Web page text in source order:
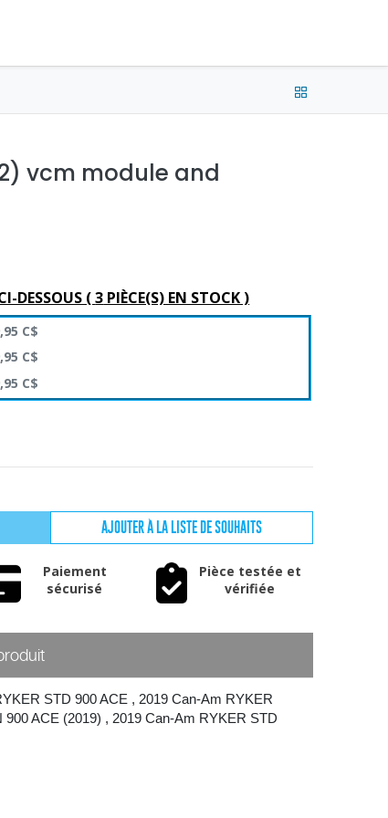
vcm module and
DESSOUS (3 PIÈCE(S) EN STOCK )
C$
C$
C$
AJOUTER À LA LISTE DE SOUHAITS
Paiement
sécurisé
Pièce testée et
vérifiée
STD 900 ACE , 2019 Can-Am RYKER
900 ACE (2019) , 2019 Can-Am RYKER STD